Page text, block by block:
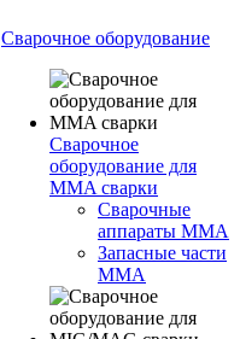
Сварочное оборудование
Сварочное
оборудование для
MMA сварки
Сварочные
аппараты MMA
Запасные части
MMA